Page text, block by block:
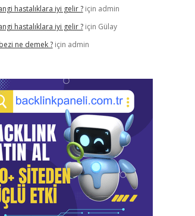
hastalıklara iyi gelir ?için admin
hastalıklara iyi gelir ?için Gülay
ne demek ?için admin